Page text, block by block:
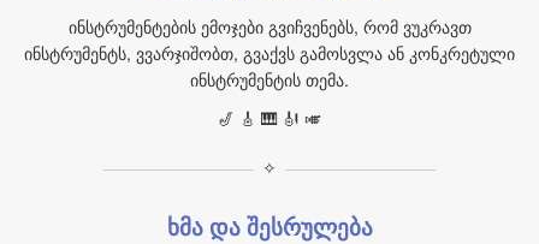
ინსტრუმენტების ემოჯები გვიჩვენებს, რომ ვუკრავთ
ინსტრუმენტს, ვვარჯიშობთ, გვაქვს გამოსვლა ან კონკრეტული
ინსტრუმენტის თემა.
🎷 🎸 🎹 🎻 🎺
✧
ხმა და შესრულება